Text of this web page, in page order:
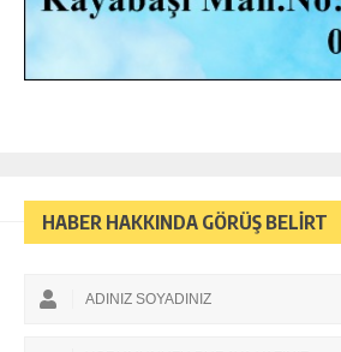
HABER HAKKINDA GÖRÜŞ BELİRT